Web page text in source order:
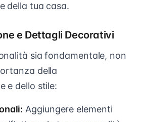
della tua casa.
e Dettagli Decorativi
sia fondamentale, non
della
e dello stile:
Aggiungere elementi